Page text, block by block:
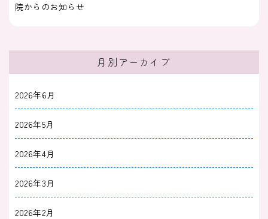
院からのお知らせ
月別アーカイブ
2026年6月
2026年5月
2026年4月
2026年3月
2026年2月